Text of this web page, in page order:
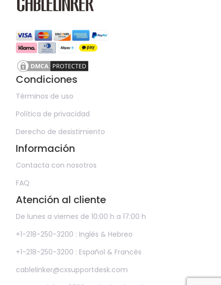
Condiciones
Términos de uso
Política de privacidad
Derecho de desistimiento
Información
Contacta con nosotros
FAQ
Atención al cliente
De lunes a viernes de 10:00 h a 17:00 h
+1-218-250-3200 : Inglés & Hebreo
+1-218-250-3200 : Español & Francés
cablelinker@cxsupportdesk.com